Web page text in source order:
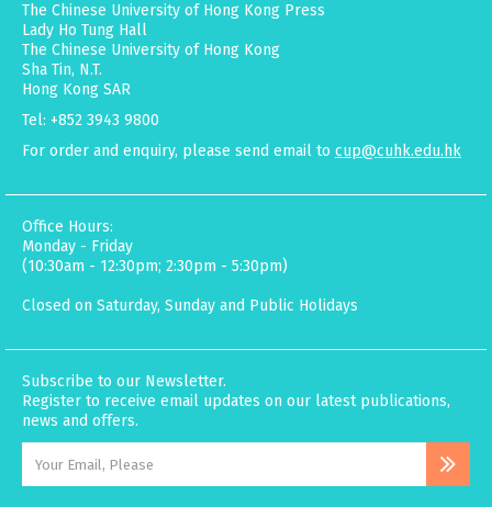
The Chinese University of Hong Kong Press
Lady Ho Tung Hall
The Chinese University of Hong Kong
Sha Tin, N.T.
Hong Kong SAR
Tel: +852 3943 9800
For order and enquiry, please send email to cup@cuhk.edu.hk
Office Hours:
Monday - Friday
(10:30am - 12:30pm; 2:30pm - 5:30pm)
Closed on Saturday, Sunday and Public Holidays
Subscribe to our Newsletter.
Register to receive email updates on our latest publications,
news and offers.